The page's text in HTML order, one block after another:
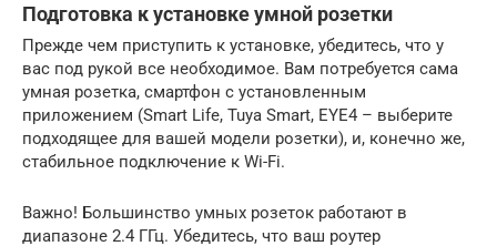
Подготовка к установке умной розетки
Прежде чем приступить к установке, убедитесь, что у
вас под рукой все необходимое. Вам потребуется сама
умная розетка, смартфон с установленным
приложением (Smart Life, Tuya Smart, EYE4 – выберите
подходящее для вашей модели розетки), и, конечно же,
стабильное подключение к Wi-Fi.
Важно! Большинство умных розеток работают в
диапазоне 2.4 ГГц. Убедитесь, что ваш роутер